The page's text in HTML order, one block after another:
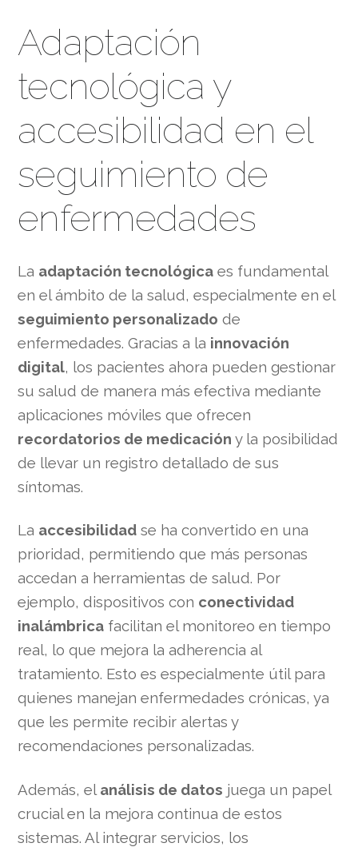
Adaptación
tecnológica y
accesibilidad en el
seguimiento de
enfermedades
La adaptación tecnológica es fundamental
en el ámbito de la salud, especialmente en el
seguimiento personalizado de
enfermedades. Gracias a la innovación
digital, los pacientes ahora pueden gestionar
su salud de manera más efectiva mediante
aplicaciones móviles que ofrecen
recordatorios de medicación y la posibilidad
de llevar un registro detallado de sus
síntomas.
La accesibilidad se ha convertido en una
prioridad, permitiendo que más personas
accedan a herramientas de salud. Por
ejemplo, dispositivos con conectividad
inalámbrica facilitan el monitoreo en tiempo
real, lo que mejora la adherencia al
tratamiento. Esto es especialmente útil para
quienes manejan enfermedades crónicas, ya
que les permite recibir alertas y
recomendaciones personalizadas.
Además, el análisis de datos juega un papel
crucial en la mejora continua de estos
sistemas. Al integrar servicios, los